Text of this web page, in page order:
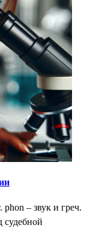
– звук и греч.
судебной